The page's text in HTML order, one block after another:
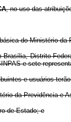
, no uso das
do Ministério
Brasília, Distrito
e sete
e usuários
da Previdência e
de Estado; e